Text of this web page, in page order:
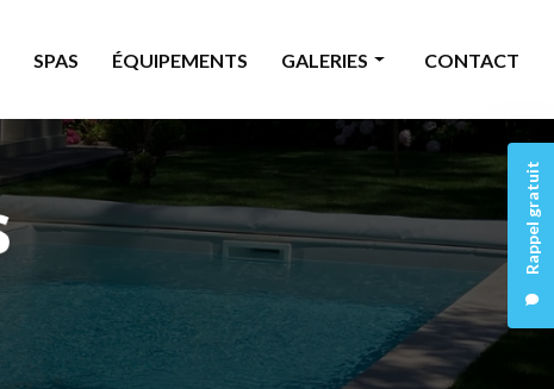
Rappel gratuit
SPAS ÉQUIPEMENTS GALERIES
Spas
Équipements
CONTACT